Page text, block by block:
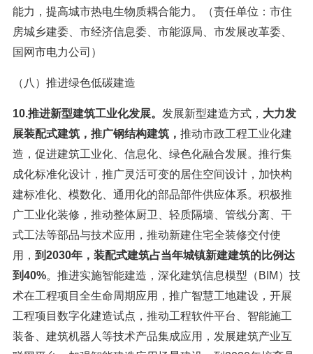
能力，提高城市热电生物质耦合能力。（责任单位：市住
房城乡建委、市经济信息委、市能源局、市发展改革委、
国网市电力公司）
（八）推进绿色低碳建造
10.推进新型建筑工业化发展。 发展新型建造方式， 大力发
展装配式建筑，推广钢结构建筑， 推动市政工程工业化建
造，促进建筑工业化、信息化、绿色化融合发展。推行集
成化标准化设计，推广灵活可变的居住空间设计，加快构
建标准化、模数化、通用化的部品部件供应体系。积极推
广工业化装修，推动整体厨卫、轻质隔墙、管线分离、干
式工法等部品与技术应用，推动新建住宅全装修交付使
用， 到2030年，装配式建筑占当年城镇新建建筑的比例达
到40%。推进实施智能建造，深化建筑信息模型（BIM）技
术在工程项目全生命周期应用，推广智慧工地建设，开展
工程项目数字化建造试点，推动工程软件平台、智能施工
装备、建筑机器人等技术产品集成应用，发展建筑产业互